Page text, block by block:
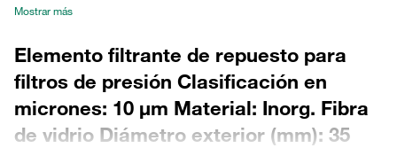
Mostrar más
Elemento filtrante de repuesto para
filtros de presión Clasificación en
micrones: 10 µm Material: Inorg. Fibra
de vidrio Diámetro exterior (mm): 35